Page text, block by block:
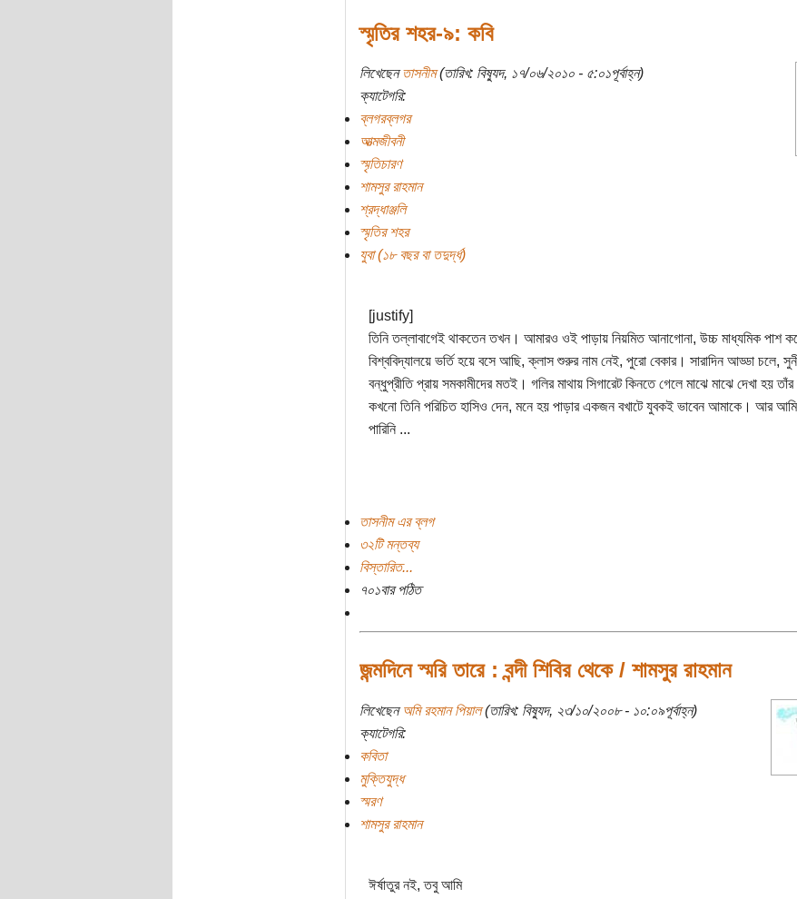
স্মৃতির শহর-৯: কবি
লিখেছেনতাসনীম(তারিখ: বিষ্যুদ, ১৭/০৬/২০১০ - ৫:০১পূর্বাহ্ন)
ক্যাটেগরি:
ব্লগরব্লগর
আত্মজীবনী
স্মৃতিচারণ
শামসুর রাহমান
শ্রদ্ধাঞ্জলি
স্মৃতির শহর
যুবা (১৮ বছর বা তদুর্দ্ধ)
[justify]
তিনি তল্লাবাগেই থাকতেন তখন। আমারও ওই পাড়ায় নিয়মিত আনাগোনা, উচ্চ মাধ্যমিক পাশ
বিশ্ববিদ্যালয়ে ভর্তি হয়ে বসে আছি, ক্লাস শুরুর নাম নেই, পুরো বেকার। সারাদিন আড্ডা চলে,
বন্ধুপ্রীতি প্রায় সমকামীদের মতই। গলির মাথায় সিগারেট কিনতে গেলে মাঝে মাঝে দেখা হয়
কখনো তিনি পরিচিত হাসিও দেন, মনে হয় পাড়ার একজন বখাটে যুবকই ভাবেন আমাকে। আর
পারিনি ...
তাসনীম এর ব্লগ
৩২টি মন্তব্য
বিস্তারিত...
৭০১বার পঠিত
জন্মদিনে স্মরি তারে : বন্দী শিবির থেকে / শামসুর রাহমান
লিখেছেনঅমি রহমান পিয়াল(তারিখ: বিষ্যুদ, ২৩/১০/২০০৮ - ১০:০৯পূর্বাহ্ন)
ক্যাটেগরি:
কবিতা
মুক্তিযুদ্ধ
স্মরণ
শামসুর রাহমান
ঈর্ষাতুর নই, তবু আমি